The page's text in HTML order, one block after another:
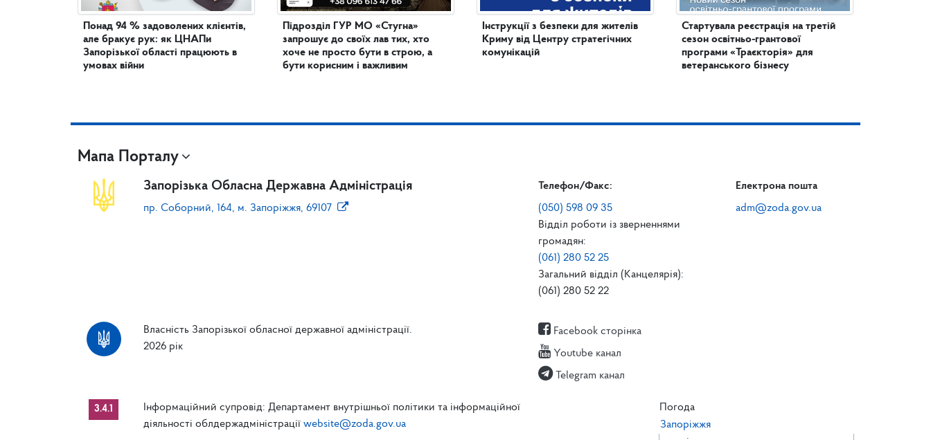
Понад 94 % задоволених клієнтів,
але бракує рук: як ЦНАПи
Запорізької області працюють в
умовах війни
Підрозділ ГУР МО «Стугна»
запрошує до своїх лав тих, хто
хоче не просто бути в строю, а
бути корисним і важливим
Інструкції з безпеки для жителів
Криму від Центру стратегічних
комунікацій
Стартувала реєстрація на третій
сезон освітньо-грантової
програми «Траєкторія» для
ветеранського бізнесу
Мапа Порталу
Запорізька Обласна Державна Адміністрація
пр. Соборний, 164, м. Запоріжжя, 69107
Телефон/Факс:
(050) 598 09 35
Відділ роботи із зверненнями
громадян:
(061) 280 52 25
Загальний відділ (Канцелярія):
(061) 280 52 22
Електрона пошта
adm@zoda.gov.ua
Власність Запорізької обласної державної адміністрації.
2026 рік
Facebook сторінка
Youtube канал
Telegram канал
3.4.1
Інформаційний супровід: Департамент внутрішньої політики та інформаційної
діяльності облдержадміністрації website@zoda.gov.ua
Погода
Запоріжжя